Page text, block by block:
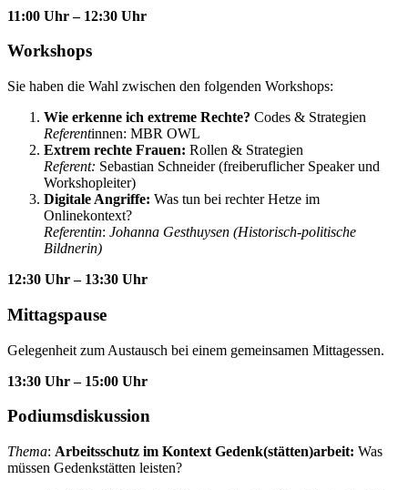
11:00 Uhr – 12:30 Uhr
Workshops
Sie haben die Wahl zwischen den folgenden Workshops:
Wie erkenne ich extreme Rechte? Codes & Strategien
Referentinnen: MBR OWL
Extrem rechte Frauen: Rollen & Strategien
Referent: Sebastian Schneider (freiberuflicher Speaker und
Workshopleiter)
Digitale Angriffe: Was tun bei rechter Hetze im
Onlinekontext?
Referentin: Johanna Gesthuysen (Historisch-politische
Bildnerin)
12:30 Uhr – 13:30 Uhr
Mittagspause
Gelegenheit zum Austausch bei einem gemeinsamen Mittagessen.
13:30 Uhr – 15:00 Uhr
Podiumsdiskussion
Thema: Arbeitsschutz im Kontext Gedenk(stätten)arbeit: Was
müssen Gedenkstätten leisten?